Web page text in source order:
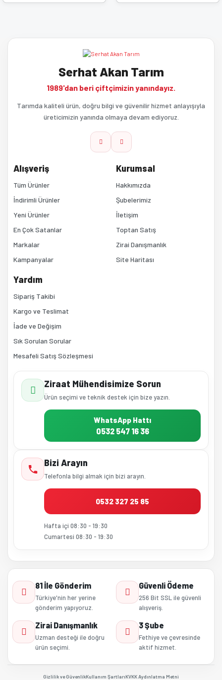
Serhat Akan Tarım
1989'dan beri çiftçimizin yanındayız.
Tarımda kaliteli ürün, doğru bilgi ve güvenilir hizmet anlayışıyla
üreticimizin yanında olmaya devam ediyoruz.
Alışveriş
Tüm Ürünler
İndirimli Ürünler
Yeni Ürünler
En Çok Satanlar
Markalar
Kampanyalar
Kurumsal
Hakkımızda
Şubelerimiz
İletişim
Toptan Satış
Zirai Danışmanlık
Site Haritası
Yardım
Sipariş Takibi
Kargo ve Teslimat
İade ve Değişim
Sık Sorulan Sorular
Mesafeli Satış Sözleşmesi
Ziraat Mühendisimize Sorun
Ürün seçimi ve teknik destek için bize yazın.
WhatsApp Hattı
0532 547 16 36
Bizi Arayın
Telefonla bilgi almak için bizi arayın.
0532 327 25 85
Hafta içi 08:30 - 19:30
Cumartesi 08:30 - 19:30
81 İle Gönderim
Türkiye'nin her yerine
gönderim yapıyoruz.
Güvenli Ödeme
256 Bit SSL ile güvenli
alışveriş.
Zirai Danışmanlık
Uzman desteği ile doğru
ürün seçimi.
3 Şube
Fethiye ve çevresinde
aktif hizmet.
Gizlilik ve GüvenlikKullanım ŞartlarıKVKK Aydınlatma Metni